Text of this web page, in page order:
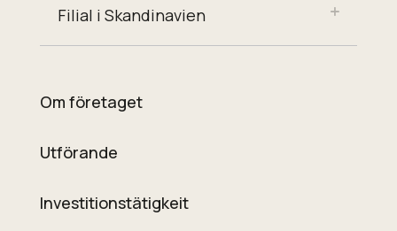
Filial i Skandinavien
Om företaget
Utförande
Investitionstätigkeit